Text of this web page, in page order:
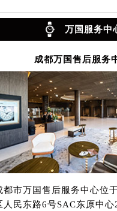
万国服务中
成都万国售后服务
都市万国售后服务中心位
人民东路6号SAC东原中